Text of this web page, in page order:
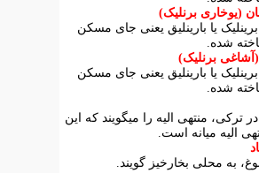
(یوخاری برنلیک)
یا بارینلیق یعنی جای مسکن
شده.
برنلیک)
یا بارینلیق یعنی جای مسکن
شده.
ترکی، منتهی الیه را میگویند که این
الیه میانه است.
به محلی بخارخیز گویند.